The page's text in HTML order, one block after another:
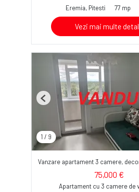
Eremia, Pitesti
77 mp
Vezi mai multe
1 / 9
Previous
Vanzare apartament 3 camere,
75,000 €
Apartament cu 3 camere de